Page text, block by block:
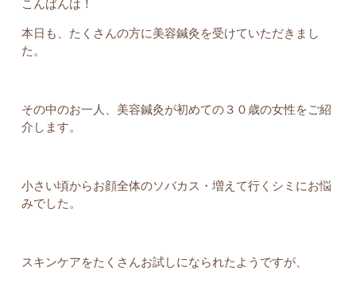
こんばんは！
本日も、たくさんの方に美容鍼灸を受けていただきまし
た。
その中のお一人、美容鍼灸が初めての３０歳の女性をご紹
介します。
小さい頃からお顔全体のソバカス・増えて行くシミにお悩
みでした。
スキンケアをたくさんお試しになられたようですが、